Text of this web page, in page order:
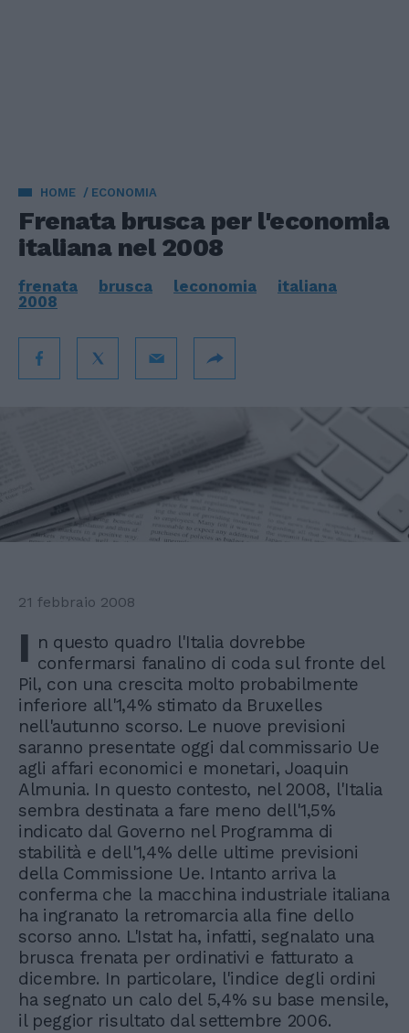
HOME ECONOMIA
Frenata brusca per l'economia
italiana nel 2008
frenata brusca leconomia
italiana
2008
21 febbraio 2008
I n questo quadro l'Italia dovrebbe
confermarsi fanalino di coda sul fronte del
Pil, con una crescita molto probabilmente
inferiore all'1,4% stimato da Bruxelles
nell'autunno scorso. Le nuove previsioni
saranno presentate oggi dal commissario Ue
agli affari economici e monetari, Joaquin
Almunia. In questo contesto, nel 2008, l'Italia
sembra destinata a fare meno dell'1,5%
indicato dal Governo nel Programma di
stabilità e dell'1,4% delle ultime previsioni
della Commissione Ue. Intanto arriva la
conferma che la macchina industriale italiana
ha ingranato la retromarcia alla fine dello
scorso anno. L'Istat ha, infatti, segnalato una
brusca frenata per ordinativi e fatturato a
dicembre. In particolare, l'indice degli ordini
ha segnato un calo del 5,4% su base mensile,
il peggior risultato dal settembre 2006.